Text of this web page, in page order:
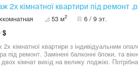
нові. Проведен кабельний інтернет і
зупинки маршруток і
2х кімнатної квартири під ремонт
53 м2 6 / 9 эт.
$
квартири з індивідуальним опаленням. Клубна 113.
під ремонт. Замінені балконні блоки, та
кімнат вихід на велику лоджію.